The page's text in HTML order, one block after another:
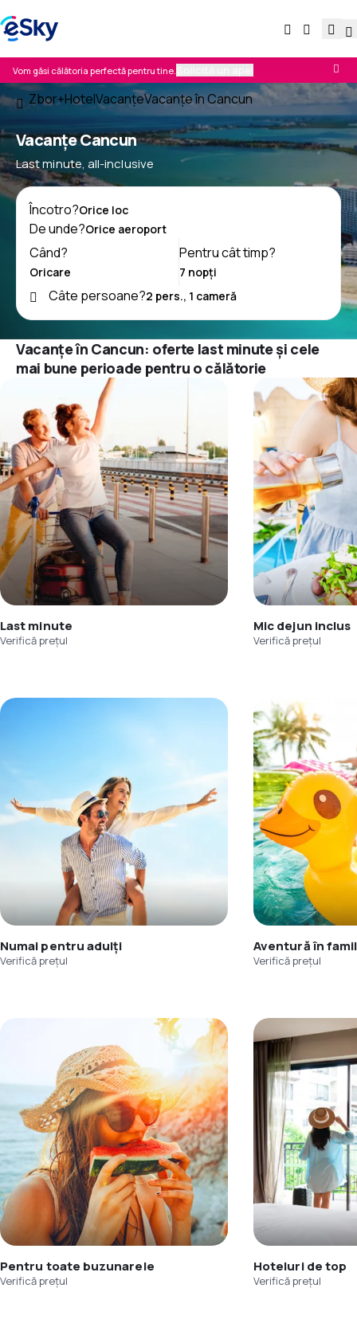
Vom găsi călătoria perfectă pentru tine.
Zbor+HotelVacanţeVacanţe în Cancun
Vacanţe Cancun
Last minute, all-inclusive
Încotro?
De unde?
Când?
Pentru cât timp?
Câte persoane?
Vacanțe în Cancun: oferte last minute și cele
mai bune perioade pentru o călătorie
Last minute
Verifică prețul
Mic dejun inclus
Verifică prețul
Numai pentru adulți
Verifică prețul
Aventură în
Verifică prețul
Pentru toate buzunarele
Verifică prețul
Hoteluri de top
Verifică prețul